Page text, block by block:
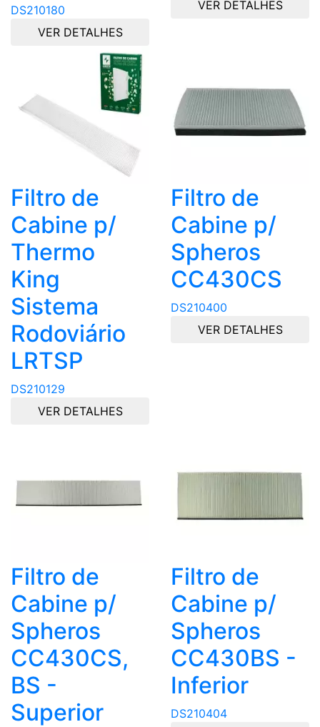
DS210180
VER DETALHES
VER DETALHES
Filtro de
Cabine p/
Thermo
King
Sistema
Rodoviário
LRTSP
DS210129
VER DETALHES
Filtro de
Cabine p/
Spheros
CC430CS
DS210400
VER DETALHES
Filtro de
Cabine p/
Spheros
CC430CS,
BS -
Superior
Filtro de
Cabine p/
Spheros
CC430BS -
Inferior
DS210404